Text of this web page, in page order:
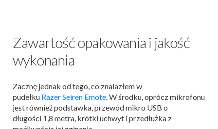
Zawartość opakowania i jakość
wykonania
Zacznę jednak od tego, co znalazłem w
pudełku Razer Seiren Emote. W środku, oprócz mikrofonu
jest również podstawka, przewód mikro USB o
długości 1,8 metra, krótki uchwyt i przedłużka z